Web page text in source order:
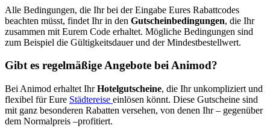
Alle Bedingungen, die Ihr bei der Eingabe Eures Rabattcodes
beachten müsst, findet Ihr in den Gutscheinbedingungen, die Ihr
zusammen mit Eurem Code erhaltet. Mögliche Bedingungen sind
zum Beispiel die Gültigkeitsdauer und der Mindestbestellwert.
Gibt es regelmäßige Angebote bei Animod?
Bei Animod erhaltet IhrHotelgutscheine, die Ihr unkompliziert und
flexibel für Eure Städtereise einlösen könnt. Diese Gutscheine sind
mit ganz besonderen Rabatten versehen, von denen Ihr – gegenüber
dem Normalpreis –profitiert.